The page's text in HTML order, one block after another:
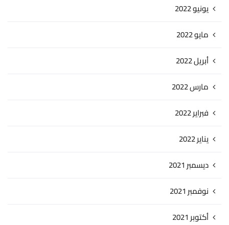
يونيو 2022
مايو 2022
أبريل 2022
مارس 2022
فبراير 2022
يناير 2022
ديسمبر 2021
نوفمبر 2021
أكتوبر 2021